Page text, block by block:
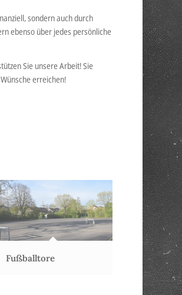
sondern auch durch
ebenso über jedes persönliche
Sie unsere Arbeit! Sie
erreichen!
Fußballtore